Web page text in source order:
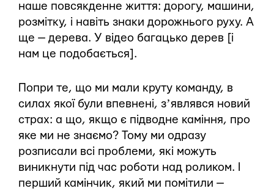
наше повсякденне життя: дорогу, машини,
розмітку, і навіть знаки дорожнього руху. А
ще — дерева. У відео багацько дерев [і
нам це подобається].
Попри те, що ми мали круту команду, в
силах якої були впевнені, зʼявлявся новий
страх: а що, якщо є підводне каміння, про
яке ми не знаємо? Тому ми одразу
розписали всі проблеми, які можуть
виникнути під час роботи над роликом. І
перший камінчик, який ми помітили —